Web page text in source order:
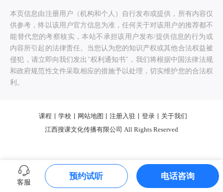
本页信息由注册用户（机构和个人）自行发布或提供，所有内容仅
供参考，终以该用户官方信息为准，任何关于对该用户的推荐都不
能替代您的考察核实，本站不承担该用户发布/提供信息的行为或
内容所引起的法律责任。当您认为您的知识产权或其他合法权益被
侵犯，请立即向我们发出"权利通知书"，我们将根据中国法律法规
和政府规范性文件采取相应的措施予以处理，切实维护您的合法权
利。
课程 学校 网站地图 注册入驻 登录
关于我们
江西搜课文化传播有限公司 All Rights Reserved
客服
预约试听 电话咨询
0.780510s